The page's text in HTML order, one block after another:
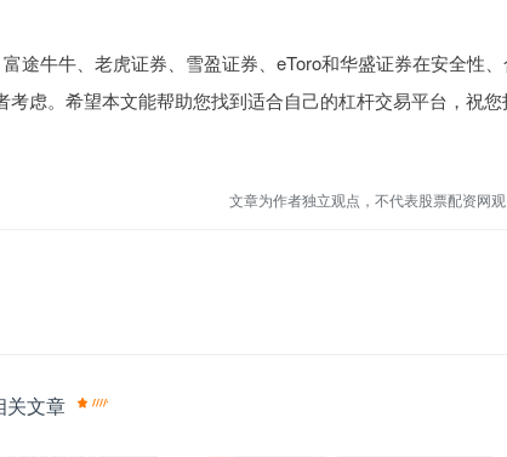
途牛牛、老虎证券、雪盈证券、eToro和华盛证券在安全性
虑。希望本文能帮助您找到适合自己的杠杆交易平台，祝您
文章为作者独立观点，不代表股票配资网
关文章